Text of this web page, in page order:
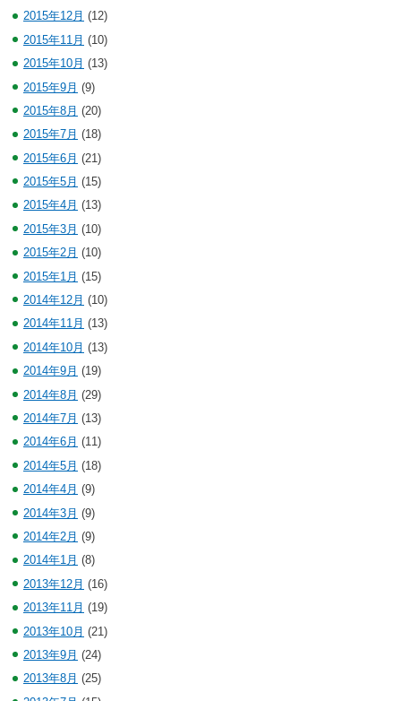
2015年12月 (12)
2015年11月 (10)
2015年10月 (13)
2015年9月 (9)
2015年8月 (20)
2015年7月 (18)
2015年6月 (21)
2015年5月 (15)
2015年4月 (13)
2015年3月 (10)
2015年2月 (10)
2015年1月 (15)
2014年12月 (10)
2014年11月 (13)
2014年10月 (13)
2014年9月 (19)
2014年8月 (29)
2014年7月 (13)
2014年6月 (11)
2014年5月 (18)
2014年4月 (9)
2014年3月 (9)
2014年2月 (9)
2014年1月 (8)
2013年12月 (16)
2013年11月 (19)
2013年10月 (21)
2013年9月 (24)
2013年8月 (25)